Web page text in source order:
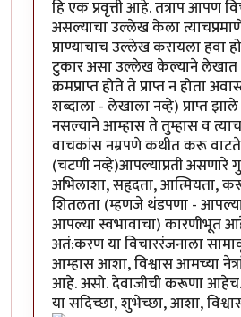
हि एक प्रवृत्ती आहे. तत्राप आपण
असल्याचा उल्लेख केला
प्राण्याचाच उल्लेख करायला
टुकार असा उल्लेख केल्याने लेखात
क्रमप्राप्त होते ते प्राप्त न होता
शब्दाला - लेखाला नव्हे) प्राप्त
नसल्याने आम्हास ते तुम्हास व
वाचकांस नम्रपणे कथीत करू वाटते.
(चटणी नव्हे)आपल्याप्रती असणारे
अभिलाशा, सहृदता, आत्मियता,
शितलता (म्हणजे थंडपणा - आपल्या
आपल्या स्वभावाचा) कारणीभूत
अतं:करण या विचाररंजनाला
आम्हास आशा, विश्वास आमच्या
आहे. असो. देवाजीची करूणा
या सदिच्छा, शुभेच्छा, आशा,